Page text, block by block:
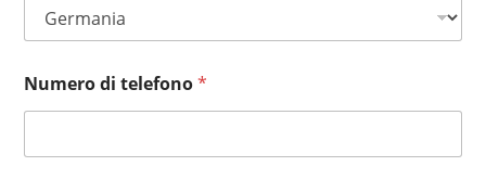
Numero di telefono*